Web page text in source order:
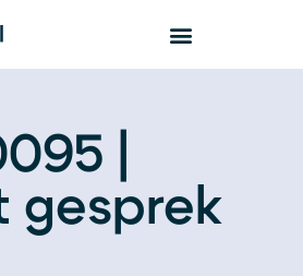
|
gesprek